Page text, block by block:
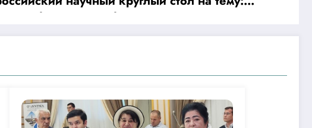
рыбоводства. Обмен опытом».